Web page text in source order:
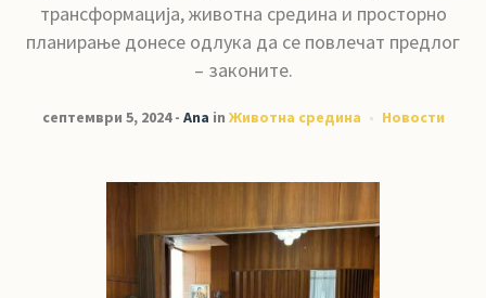
трансформација, животна средина и просторно
планирање донесе одлука да се повлечат предлог
– законите.
септември 5, 2024 Ana in Животна средина Новости